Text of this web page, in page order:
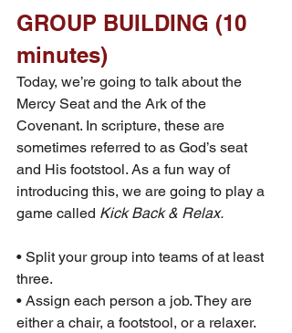
GROUP BUILDING (10
minutes)
Today, we’re going to talk about the
Mercy Seat and the Ark of the
Covenant. In scripture, these are
sometimes referred to as God’s seat
and His footstool. As a fun way of
introducing this, we are going to play a
game called Kick Back & Relax.
• Split your group into teams of at least
three.
• Assign each person a job. They are
either a chair, a footstool, or a relaxer.